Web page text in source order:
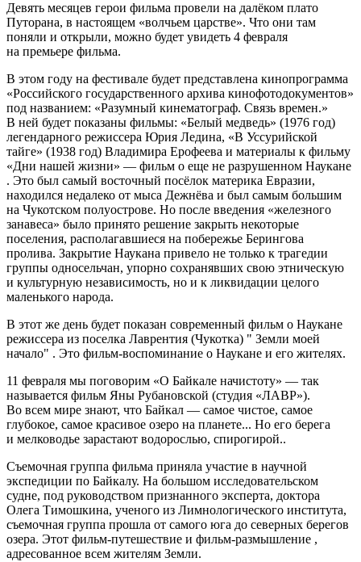
Девять месяцев герои фильма провели на далёком плато
Путорана, в настоящем «волчьем царстве». Что они там
поняли и открыли, можно будет увидеть 4 февраля
на премьере фильма.
В этом году на фестивале будет представлена кинопрограмма
«Российского государственного архива кинофотодокументов»
под названием: «Разумный кинематограф. Связь времен.»
В ней будет показаны фильмы: «Белый медведь» (1976 год)
легендарного режиссера Юрия Ледина, «В Уссурийской
тайге» (1938 год) Владимира Ерофеева и материалы к фильму
«Дни нашей жизни» — фильм о еще не разрушенном Наукане
. Это был самый восточный посёлок материка Евразии,
находился недалеко от мыса Дежнёва и был самым большим
на Чукотском полуострове. Но после введения «железного
занавеса» было принято решение закрыть некоторые
поселения, располагавшиеся на побережье Берингова
пролива. Закрытие Наукана привело не только к трагедии
группы односельчан, упорно сохранявших свою этническую
и культурную независимость, но и к ликвидации целого
маленького народа.
В этот же день будет показан современный фильм о Наукане
режиссера из поселка Лаврентия (Чукотка) " Земли моей
начало" . Это фильм-воспоминание о Наукане и его жителях.
11 февраля мы поговорим «О Байкале начистоту» — так
называется фильм Яны Рубановской (студия «ЛАВР»).
Во всем мире знают, что Байкал — самое чистое, самое
глубокое, самое красивое озеро на планете... Но его берега
и мелководье зарастают водорослью, спирогирой..
Съемочная группа фильма приняла участие в научной
экспедиции по Байкалу. На большом исследовательском
судне, под руководством признанного эксперта, доктора
Олега Тимошкина, ученого из Лимнологического института,
съемочная группа прошла от самого юга до северных берегов
озера. Этот фильм-путешествие и фильм-размышление ,
адресованное всем жителям Земли.